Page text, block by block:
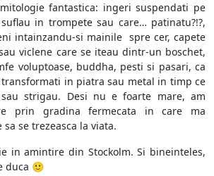
fantastica: ingeri suspendati pe
in trompete sau care… patinatu?!?,
intainzandu-si mainile spre cer, capete
viclene care se iteau dintr-un boschet,
voluptoase, buddha, pesti si pasari, ca
in piatra sau metal in timp ce
strigau. Desi nu e foarte mare, am
prin gradina fermecata in care ma
se trezeasca la viata.
in amintire din Stockolm. Si bineinteles,
duca 🙂